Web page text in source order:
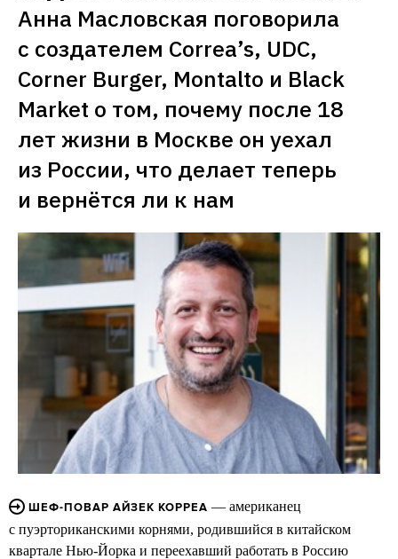
Анна Масловская поговорила
с создателем Correa’s, UDC,
Corner Burger, Montalto и Black
Market о том, почему после 18
лет жизни в Москве он уехал
из России, что делает теперь
и вернётся ли к нам
ШЕФ-ПОВАР АЙЗЕК КОРРЕА — американец
с пуэрториканскими корнями, родившийся в китайском
квартале Нью-Йорка и переехавший работать в Россию